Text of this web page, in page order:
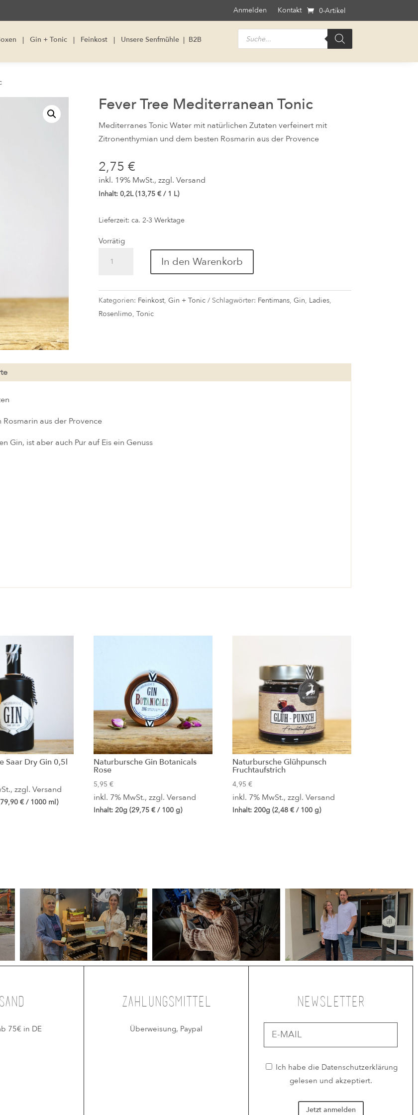
Anmelden Kontakt 0-Artikel
|Gin + Tonic | Feinkost | Unsere Senfmühle | B2B
Products
search
Fever Tree Mediterranean Tonic
Mediterranes Tonic Water mit natürlichen Zutaten verfeinert mit
Zitronenthymian und dem besten Rosmarin aus der Provence
2,75 €
inkl. 19% MwSt., zzgl. Versand
Inhalt: 0,2L (13,75 €/ 1 L)
Lieferzeit: ca. 2-3 Werktage
Vorrätig
Tree
Tonic
Menge
In den Warenkorb
Kategorien: Feinkost, Gin + Tonic Schlagwörter: Fentimans, Gin, Ladies,
Rosenlimo, Tonic
aus der Provence
Gin, ist aber auch Pur auf Eis ein Genuss
Saar Dry Gin 0,5l
zzgl.Versand
79,90€ / 1000 ml)
Naturbursche Gin Botanicals
Rose
5,95€
inkl. 7% MwSt., zzgl.Versand
Inhalt: 20g (29,75€ / 100 g)
Naturbursche Glühpunsch
Fruchtaufstrich
4,95€
inkl. 7% MwSt., zzgl.Versand
Inhalt: 200g (2,48€ / 100 g)
75€ in DE
Zahlungsmittel
Überweisung, Paypal
Newsletter
Ich habe die Datenschutzerklärung
gelesen und akzeptiert.